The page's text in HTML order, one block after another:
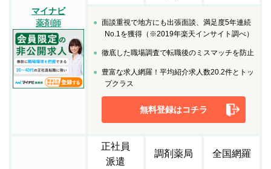
マイナビ
薬剤師
面談重視で地方にも出張面談、満足度5年連続
No.1を獲得（※2019年楽天インサイト調べ）
徹底した職場調査で転職後のミスマッチを防止
豊富な求人網羅！平均紹介求人数20.2件とトッ
プクラス
無料登録はコチラ
正社員
派遣
調剤薬局 全国網羅